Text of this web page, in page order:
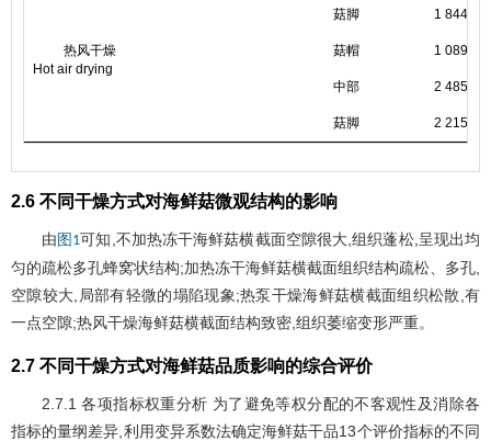
菇脚 1
热风干燥
Hot air drying
菇帽 1
中部 2
菇脚 2
2.6 不同干燥方式对海鲜菇微观结构的影响
由 图1可知,不加热冻干海鲜菇横截面空隙很大,组织蓬松,呈现出均
匀的疏松多孔蜂窝状结构;加热冻干海鲜菇横截面组织结构疏松、多孔,
空隙较大,局部有轻微的塌陷现象;热泵干燥海鲜菇横截面组织松散,有
一点空隙;热风干燥海鲜菇横截面结构致密,组织萎缩变形严重。
2.7 不同干燥方式对海鲜菇品质影响的综合评价
2.7.1 各项指标权重分析 为了避免等权分配的不客观性及消除各
指标的量纲差异,利用变异系数法确定海鲜菇干品13个评价指标的不同